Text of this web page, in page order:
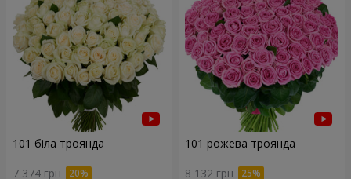
101 біла троянда
7 374 грн
101 рожева троянда
8 132 грн